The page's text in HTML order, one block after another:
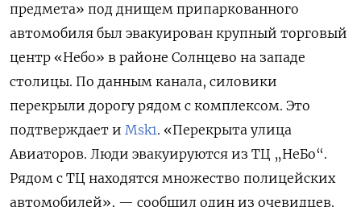
предмета» под днищем припаркованного
автомобиля был эвакуирован крупный торговый
центр «Небо» в районе Солнцево на западе
столицы. По данным канала, силовики
перекрыли дорогу рядом с комплексом. Это
подтверждает и Msk1. «Перекрыта улица
Авиаторов. Люди эвакуируются из ТЦ „НеБо“.
Рядом с ТЦ находятся множество полицейских
автомобилей», — сообщил один из очевидцев.